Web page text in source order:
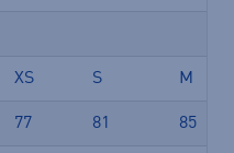
XS S M
77 81 85